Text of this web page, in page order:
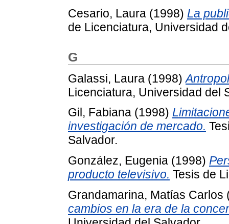
Cesario, Laura (1998) La
de Licenciatura, Universidad
G
Galassi, Laura (1998)
Licenciatura, Universidad del
Gil, Fabiana (1998)
investigación de mercado.
Salvador.
González, Eugenia (1998)
producto televisivo. Tesis de
Grandamarina, Matías Carlos
cambios en la era de la